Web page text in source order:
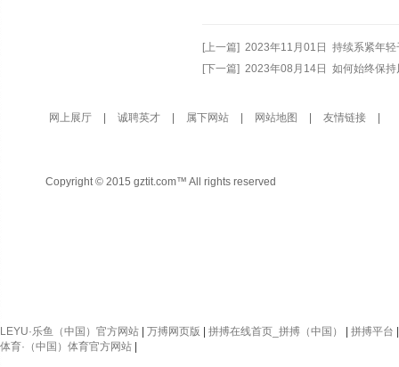
[上一篇] 2023年11月01日 持续系紧年轻
[下一篇] 2023年08月14日 如何始终保持
网上展厅 诚聘英才 属下网站 网站地图 友情链接
Copyright © 2015 gztit.com™ All rights reserved
LEYU·乐鱼（中国）官方网站 万搏网页版 拼搏在线首页_拼搏（中国） 拼搏平台
体育·（中国）体育官方网站